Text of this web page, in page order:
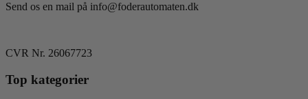
Send os en mail på info@foderautomaten.dk
CVR Nr. 26067723
Top kategorier